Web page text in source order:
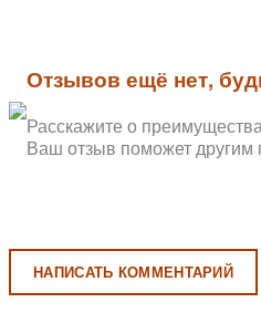
Отзывов ещё нет,
Расскажите о
Ваш отзыв поможет другим
НАПИСАТЬ КОММЕНТАРИЙ